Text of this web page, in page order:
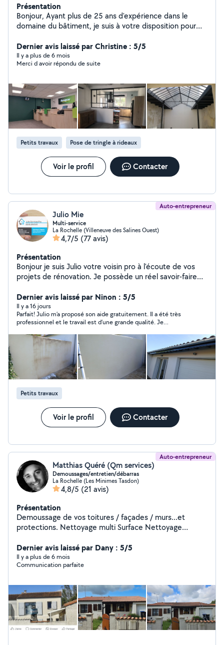
Présentation
Bonjour, Ayant plus de 25 ans d'expérience dans le
domaine du bâtiment, je suis à votre disposition pour
Dernier avis laissé par Christine : 5/5
Il y a plus de 6 mois
Merci d avoir répondu de suite
Petits travaux Pose de tringle à rideaux
Voir le profil Contacter
Auto-entrepreneur
Julio Mie
Multi-service
La Rochelle (Villeneuve des Salines Ouest)
4,7/5 (77 avis)
Présentation
Bonjour je suis Julio votre voisin pro à l'écoute de vos
projets de rénovation. Je possède un réel savoir-faire
zinguerie, carrelage, faïence, parquet, petite
maçonnerie entretien et rénovation de toiture. je
travaille dans le bâtiment depuis 15 ans je vous garantis
des travaux de qualité réalisé avec soin.
Dernier avis laissé par Ninon : 5/5
Il y a 16 jours
Parfait! Julio m’a proposé son aide gratuitement. Il a été très
professionnel et le travail est d’une grande qualité. Je
Petits travaux
Voir le profil Contacter
Auto-entrepreneur
Matthias Quéré (Qm services)
Demoussages/entretien/débarras
La Rochelle (Les Minimes Tasdon)
4,8/5 (21 avis)
Présentation
Demoussage de vos toitures / façades / murs...et
protections. Nettoyage multi Surface Nettoyage
me ferais un plaisir de mettre à vôtre services mes
compétences acquises dans le privé pour intervenir
professionnellement sur vos projets. Auto-entrepreneur,
(toiture, façade, mur...) avec mes produits
professionnels. Tondre et débroussailler vos espaces,
m'occuper de vos haies, Je débarrasse également vos
encombrants.
Dernier avis laissé par Dany : 5/5
Il y a plus de 6 mois
Communication parfaite